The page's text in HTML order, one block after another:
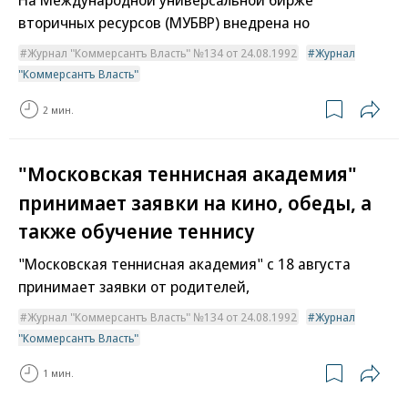
вторичных ресурсов (МУБВР) внедрена но
Журнал "Коммерсантъ Власть" №134 от 24.08.1992
Журнал
"Коммерсантъ Власть"
2 мин.
"Московская теннисная академия"
принимает заявки на кино, обеды, а
также обучение теннису
"Московская теннисная академия" с 18 августа
принимает заявки от родителей,
Журнал "Коммерсантъ Власть" №134 от 24.08.1992
Журнал
"Коммерсантъ Власть"
1 мин.